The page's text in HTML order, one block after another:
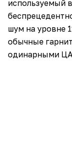
используемый
шум на уровне
обычные
одинарными